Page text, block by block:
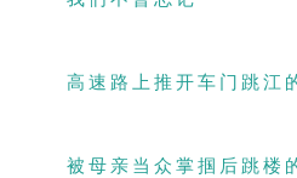
高速路上推开车门跳江
被母亲当众掌掴后跳楼